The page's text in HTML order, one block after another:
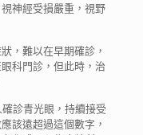
神經受損嚴重，視野
，難以在早期確診，
科門診，但此時，治
診青光眼，持續接受
該遠超過這個數字，